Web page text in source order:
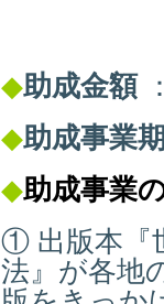
◆助成金額
◆助成事業
◆助成事業
① 出版本『
法』が各地